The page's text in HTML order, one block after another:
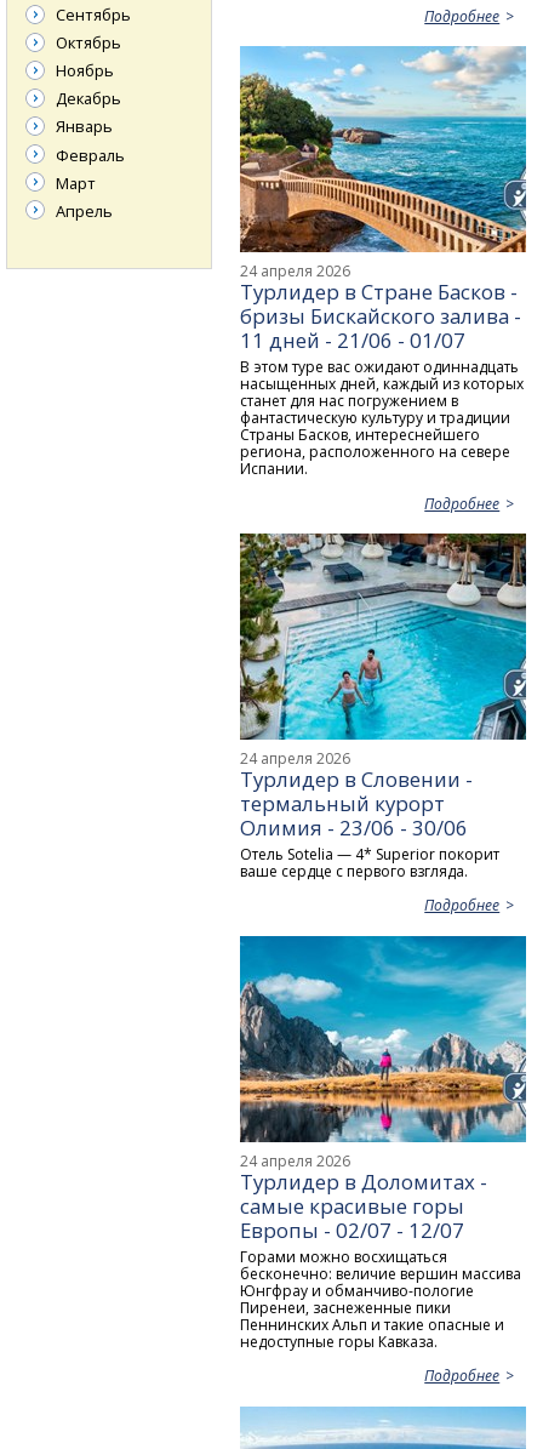
Подробнее
24 апреля 2026
Турлидер в Стране Басков -
бризы Бискайского залива -
11 дней - 21/06 - 01/07
В этом туре вас ожидают одиннадцать
насыщенных дней, каждый из которых
станет для нас погружением в
фантастическую культуру и традиции
Страны Басков, интереснейшего
региона, расположенного на севере
Испании.
Подробнее
24 апреля 2026
Турлидер в Словении -
термальный курорт
Олимия - 23/06 - 30/06
Отель Sotelia — 4* Superior покорит
ваше сердце с первого взгляда.
Подробнее
24 апреля 2026
Турлидер в Доломитах -
самые красивые горы
Европы - 02/07 - 12/07
Горами можно восхищаться
бесконечно: величие вершин массива
Юнгфрау и обманчиво-пологие
Пиренеи, заснеженные пики
Пеннинских Альп и такие опасные и
недоступные горы Кавказа.
Подробнее
Сентябрь
Октябрь
Ноябрь
Декабрь
Январь
Февраль
Март
Апрель